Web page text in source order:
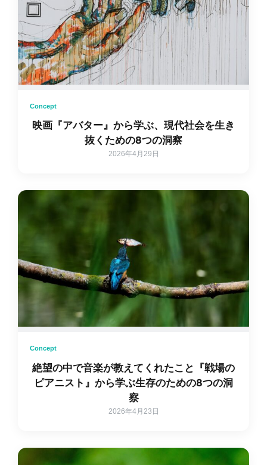
Concept
映画『アバター』から学ぶ、現代社会を生き
抜くための8つの洞察
2026年4月29日
Concept
絶望の中で音楽が教えてくれたこと『戦場の
ピアニスト』から学ぶ生存のための8つの洞
察
2026年4月23日